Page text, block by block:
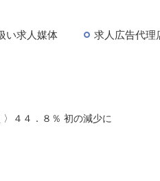
い求人媒体 求人広告代理
〉４４．８％ 初の減少に